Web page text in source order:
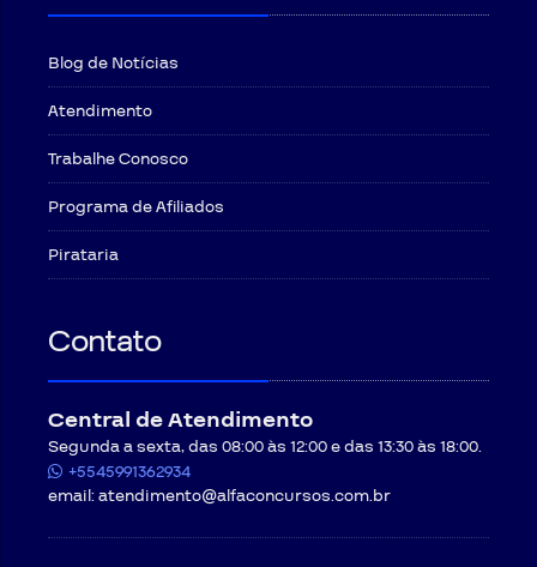
Blog de Notícias
Atendimento
Trabalhe Conosco
Programa de Afiliados
Pirataria
Contato
Central de Atendimento
Segunda a sexta, das 08:00 às 12:00 e das 13:30 às 18:00.
+5545991362934
email:atendimento@alfaconcursos.com.br